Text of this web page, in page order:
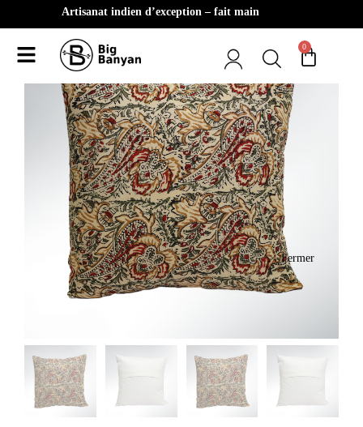
Artisanat indien d’exception – fait main
0
Fermer